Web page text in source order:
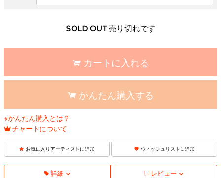
SOLD OUT 売り切れです
カートに入れる
かんたん購入する
※かんたん購入とは？
チャートについて
お気に入りアーティストに追加 ウィッシュリストに追加
詳細 レビュー